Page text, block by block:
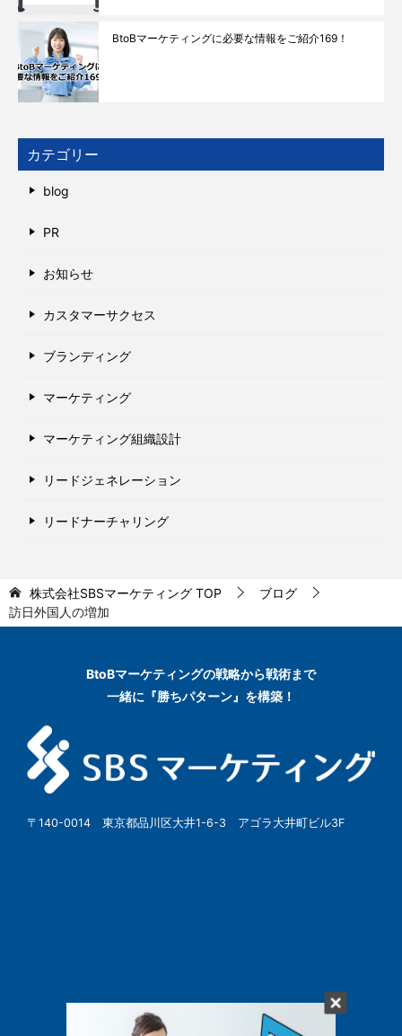
BtoBマーケティングに必要な情報をご紹介169！
カテゴリー
blog
PR
お知らせ
カスタマーサクセス
ブランディング
マーケティング
マーケティング組織設計
リードジェネレーション
リードナーチャリング
株式会社SBSマーケティング TOP
ブログ
訪日外国人の増加
BtoBマーケティングの戦略から戦術まで
一緒に『勝ちパターン』を構築！
〒140-0014 東京都品川区大井1-6-3 アゴラ大井町ビル3F